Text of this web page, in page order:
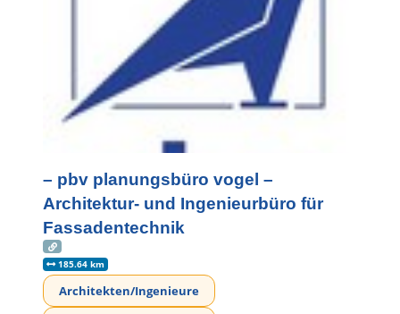
– pbv planungsbüro vogel –
Architektur- und Ingenieurbüro für
Fassadentechnik
185.64 km
Architekten/Ingenieure